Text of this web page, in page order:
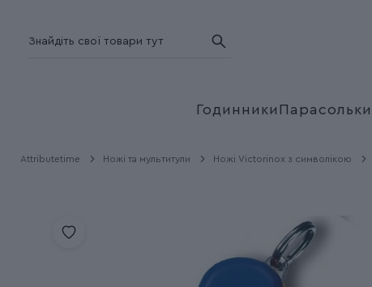
Годинники Парасольки
Attributetime Ножі та мультитули Ножі Victorinox з символікою